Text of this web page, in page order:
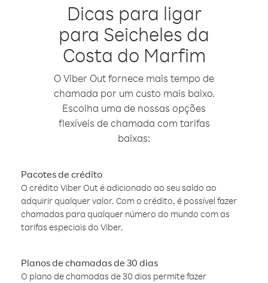
Dicas para ligar
para Seicheles da
Costa do Marfim
O Viber Out fornece mais tempo de
chamada por um custo mais baixo.
Escolha uma de nossas opções
flexíveis de chamada com tarifas
baixas:
Pacotes de crédito
O crédito Viber Out é adicionado ao seu saldo ao
adquirir qualquer valor. Com o crédito, é possível fazer
chamadas para qualquer número do mundo com as
tarifas especiais do Viber.
Planos de chamadas de 30 dias
O plano de chamadas de 30 dias permite fazer